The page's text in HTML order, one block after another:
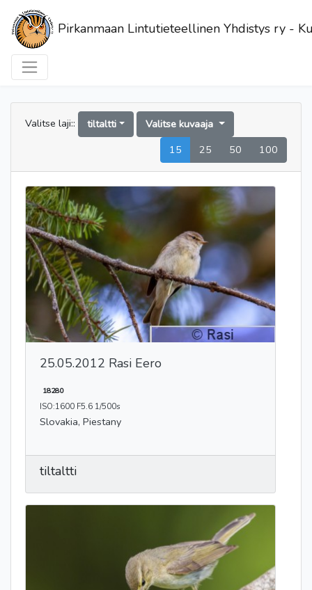
Pirkanmaan Lintutieteellinen Yhdistys ry -
Valitse laji:: tiltaltti
Valitse kuvaaja
15
25 50 100
25.05.2012 Rasi Eero
18280
ISO:1600 F5.6 1/500s
Slovakia, Piestany
tiltaltti